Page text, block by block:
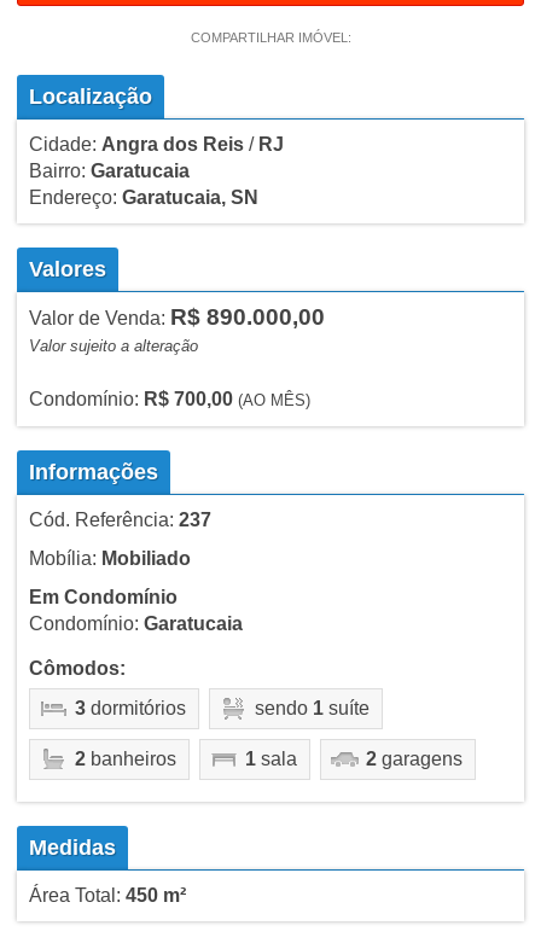
COMPARTILHAR IMÓVEL:
Localização
Cidade: Angra dos Reis/ RJ
Bairro: Garatucaia
Endereço: Garatucaia, SN
Valores
Valor de Venda: R$ 890.000,00
Valor sujeito a alteração
Condomínio: R$ 700,00 (AO MÊS)
Informações
Cód. Referência: 237
Mobília: Mobiliado
Em Condomínio
Condomínio: Garatucaia
Cômodos:
3dormitórios sendo 1suíte
2banheiros 1sala 2garagens
Medidas
Área Total: 450 m²